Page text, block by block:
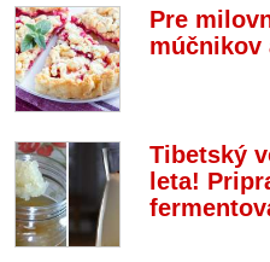
Pre
múčnikov
Tibetský
leta!